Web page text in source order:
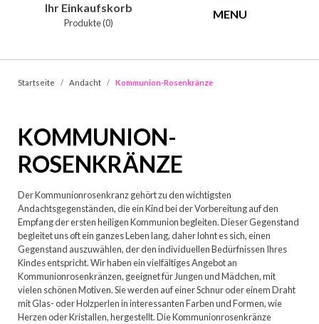
Ihr Einkaufskorb
Produkte (0)
MENU
Startseite Andacht Kommunion-Rosenkränze
KOMMUNION-
ROSENKRÄNZE
Der Kommunionrosenkranz gehört zu den wichtigsten
Andachtsgegenständen, die ein Kind bei der Vorbereitung auf den
Empfang der ersten heiligen Kommunion begleiten. Dieser Gegenstand
begleitet uns oft ein ganzes Leben lang, daher lohnt es sich, einen
Gegenstand auszuwählen, der den individuellen Bedürfnissen Ihres
Kindes entspricht. Wir haben ein vielfältiges Angebot an
Kommunionrosenkränzen, geeignet für Jungen und Mädchen, mit
vielen schönen Motiven. Sie werden auf einer Schnur oder einem Draht
mit Glas- oder Holzperlen in interessanten Farben und Formen, wie
Herzen oder Kristallen, hergestellt. Die Kommunionrosenkränze